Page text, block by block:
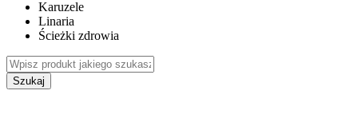
Karuzele
Linaria
Ścieżki zdrowia
Szukaj